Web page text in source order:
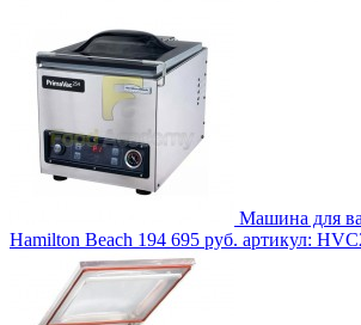
Машина для
Hamilton Beach 194 695 руб. артикул: